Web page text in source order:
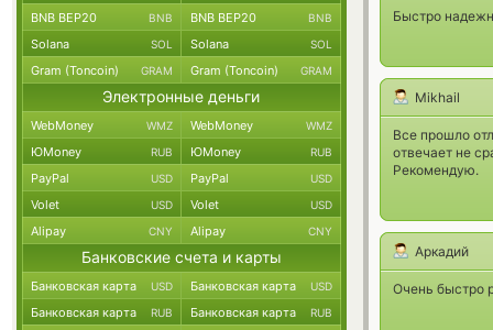
Быстро
Mikhail
Все прошло
отвечает не
Рекомендую.
Аркадий
Очень быстро
BNB BEP20 BNB BNB BEP20 BNB
Solana SOL Solana SOL
Gram (Toncoin) GRAM Gram (Toncoin) GRAM
Электронные деньги
WebMoney WMZ WebMoney WMZ
ЮMoney RUB ЮMoney RUB
PayPal USD PayPal USD
Volet USD Volet USD
Alipay CNY Alipay CNY
Банковские счета и карты
Банковская карта USD Банковская карта USD
Банковская карта RUB Банковская карта RUB